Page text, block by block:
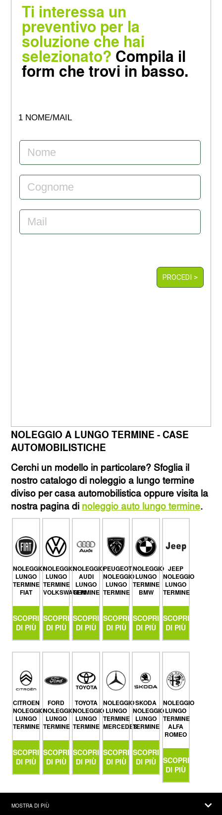
Ti interessa un
preventivo per la
soluzione che hai
selezionato? Compila il
form che trovi in basso.
1 NOME/MAIL
PROCEDI >
NOLEGGIO A LUNGO TERMINE - CASE
AUTOMOBILISTICHE
Cerchi un modello in particolare? Sfoglia il
nostro catalogo di noleggio a lungo termine
diviso per casa automobilistica oppure visita la
nostra pagina di noleggio auto lungo termine.
NOLEGGIO
LUNGO
TERMINE
FIAT
SCOPRI
DI PIÙ
NOLEGGIO
LUNGO
TERMINE
VOLKSWAGEN
SCOPRI
DI PIÙ
NOLEGGIO
AUDI
LUNGO
TERMINE
SCOPRI
DI PIÙ
PEUGEOT
NOLEGGIO
LUNGO
TERMINE
SCOPRI
DI PIÙ
NOLEGGIO
LUNGO
TERMINE
BMW
SCOPRI
DI PIÙ
JEEP
NOLEGGIO
LUNGO
TERMINE
SCOPRI
DI PIÙ
CITROEN
NOLEGGIO
LUNGO
TERMINE
SCOPRI
DI PIÙ
FORD
NOLEGGIO
LUNGO
TERMINE
SCOPRI
DI PIÙ
TOYOTA
NOLEGGIO
LUNGO
TERMINE
SCOPRI
DI PIÙ
NOLEGGIO
LUNGO
TERMINE
MERCEDES
SCOPRI
DI PIÙ
SKODA
NOLEGGIO
LUNGO
TERMINE
SCOPRI
DI PIÙ
NOLEGGIO
LUNGO
TERMINE
ALFA
ROMEO
SCOPRI
DI PIÙ
MOSTRA DI PIÙ